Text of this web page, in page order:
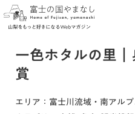
一色ホタルの里
賞
エリア ：富士川流域・南アルプ